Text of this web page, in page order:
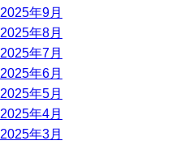
2025年9月
2025年8月
2025年7月
2025年6月
2025年5月
2025年4月
2025年3月